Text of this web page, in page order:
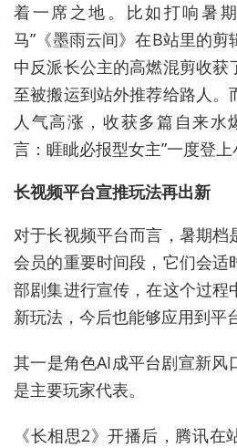
着一席之地。比如打响暑
马”《墨雨云间》在B站里的
中反派长公主的高燃混剪收
至被搬运到站外推荐给路人。
人气高涨，收获多篇自来水
言：睚眦必报型女主”一度登上
长视频平台宣推玩法再出新
对于长视频平台而言，暑期档
会员的重要时间段，它们会适
部剧集进行宣传，在这个过程
新玩法，今后也能够应用到平
其一是角色AI成平台剧宣新风
是主要玩家代表。
《长相思2》开播后，腾讯